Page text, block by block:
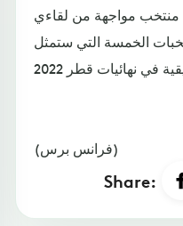
مواجهة من لقاءي
الخمسة التي ستمثل
(فرانس برس)
Share: